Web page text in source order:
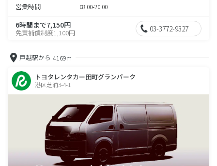
営業時間 08:00-20:00
6時間まで7,150円
免責補償制度1,100円 03-3772-9327
戸越駅から 4169m
トヨタレンタカー田町グランパーク
港区芝浦3-4-1